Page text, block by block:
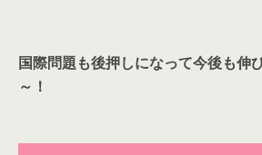
国際問題も後押しになって今後も伸
～！